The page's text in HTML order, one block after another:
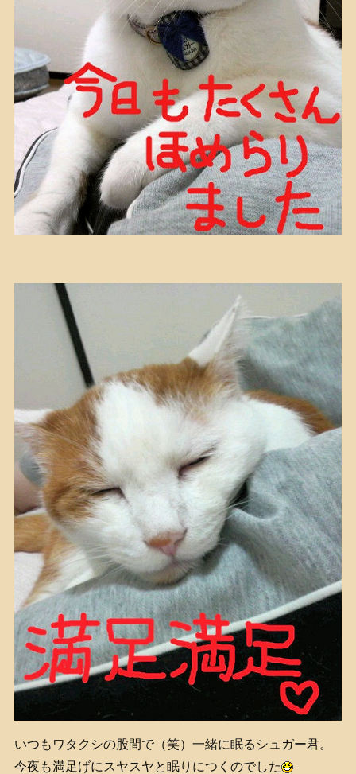
いつもワタクシの股間で（笑）一緒に眠るシュガー君。
今夜も満足げにスヤスヤと眠りにつくのでした